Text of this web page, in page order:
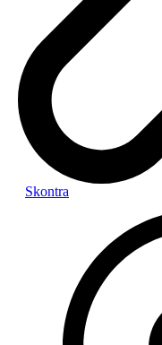
Skontra